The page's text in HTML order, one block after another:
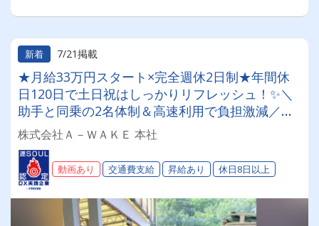
新着 7/21掲載
★月給33万円スタート×完全週休2日制★年間休
日120日で土日祝はしっかりリフレッシュ！✨＼
助手と同乗の2名体制＆高速利用で負担激減／残
業月20h以内の好環境◎家賃補助2万円や免許取
得支援など、将来まで安心の厚待遇で働けます！
【什器リース品配送ドライバー】
株式会社Ａ－ＷＡＫＥ 本社
動画あり 交通費支給 昇給あり 休日8日以上